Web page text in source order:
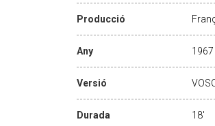
Producció
Any 1967
Versió
Durada 18'